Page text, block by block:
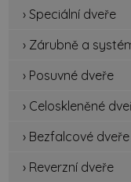
› Speciální dveře
› Zárubně a
› Posuvné dveře
› Celoskleněné
› Bezfalcové dveře
› Reverzní dveře